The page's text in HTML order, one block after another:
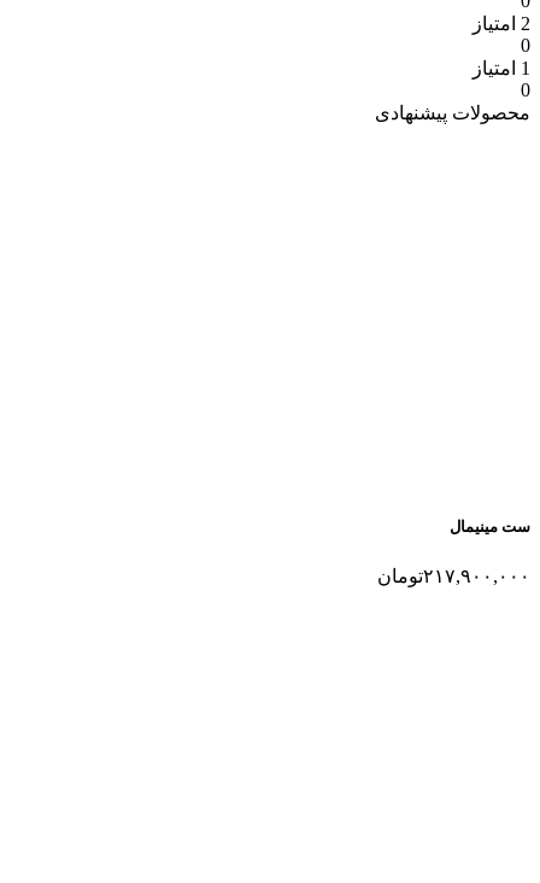
2 امتیاز
0
1 امتیاز
0
محصولات پیشنهادی
ست مینیمال
۲۱۷,۹۰۰,۰۰۰تومان